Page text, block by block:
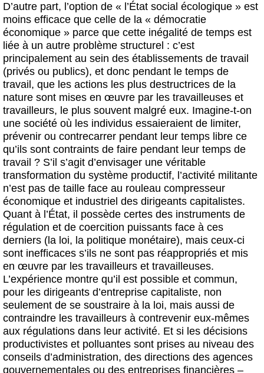
D’autre part, l’option de « l’État social écologique » est
moins efficace que celle de la « démocratie
économique » parce que cette inégalité de temps est
liée à un autre problème structurel : c’est
principalement au sein des établissements de travail
(privés ou publics), et donc pendant le temps de
travail, que les actions les plus destructrices de la
nature sont mises en œuvre par les travailleuses et
travailleurs, le plus souvent malgré eux. Imagine-t-on
une société où les individus essaieraient de limiter,
prévenir ou contrecarrer pendant leur temps libre ce
qu’ils sont contraints de faire pendant leur temps de
travail ? S’il s’agit d’envisager une véritable
transformation du système productif, l’activité militante
n’est pas de taille face au rouleau compresseur
économique et industriel des dirigeants capitalistes.
Quant à l’État, il possède certes des instruments de
régulation et de coercition puissants face à ces
derniers (la loi, la politique monétaire), mais ceux-ci
sont inefficaces s’ils ne sont pas réappropriés et mis
en œuvre par les travailleurs et travailleuses.
L’expérience montre qu’il est possible et commun,
pour les dirigeants d’entreprise capitaliste, non
seulement de se soustraire à la loi, mais aussi de
contraindre les travailleurs à contrevenir eux-mêmes
aux régulations dans leur activité. Et si les décisions
productivistes et polluantes sont prises au niveau des
conseils d’administration, des directions des agences
gouvernementales ou des entreprises financières –